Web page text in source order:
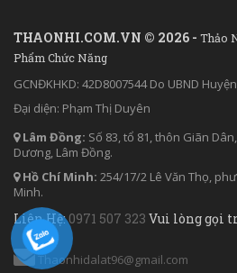
THAONHI.COM.VN © 2026 - Thảo
Phẩm Chức Năng
GCNĐKHKD: 42D8007544 Do UBND
Đại diện: Phạm Thị Duyên
Lâm Đồng: Số 83, tổ 81, thôn Giãn
Dương, Lâm Đồng.
Hồ Chí Minh: 254/17/2 Lê Văn Thọ,
Minh.
Liên Hệ:0971 507 323 Vui lòng gọi
Thaonhidalat96@gmail.com